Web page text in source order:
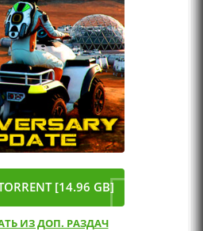
[14.96 GB]
ИЗ ДОП. РАЗДАЧ